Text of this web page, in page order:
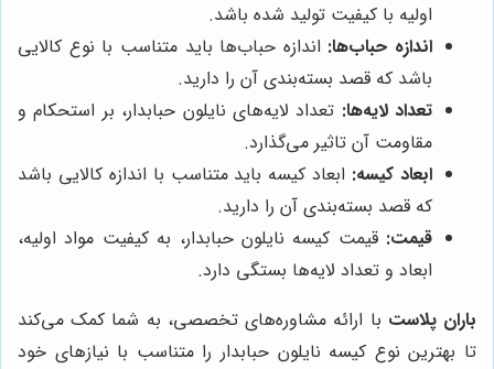
اولیه با کیفیت تولید شده باشد.
اندازه حباب‌ها: اندازه حباب‌ها باید متناسب با نوع کالایی
باشد که قصد بسته‌بندی آن را دارید.
تعداد لایه‌ها: تعداد لایه‌های نایلون حبابدار، بر استحکام و
مقاومت آن تاثیر می‌گذارد.
ابعاد کیسه: ابعاد کیسه باید متناسب با اندازه کالایی باشد
که قصد بسته‌بندی آن را دارید.
قیمت: قیمت کیسه نایلون حبابدار، به کیفیت مواد اولیه،
ابعاد و تعداد لایه‌ها بستگی دارد.
باران پلاست با ارائه مشاوره‌های تخصصی، به شما کمک می‌کند
تا بهترین نوع کیسه نایلون حبابدار را متناسب با نیازهای خود